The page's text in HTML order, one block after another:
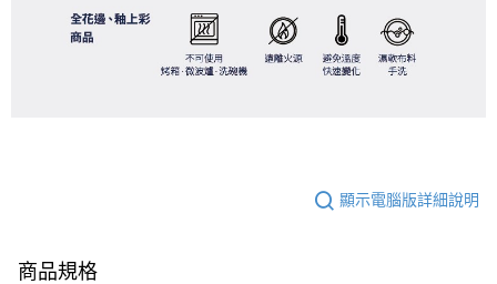
顯示電腦版詳細說明
商品規格